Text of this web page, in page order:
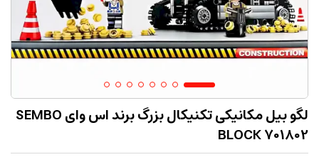
لگو بیل مکانیکی تکنیکال بزرگ برند اس وای SEMBO
BLOCK 701802